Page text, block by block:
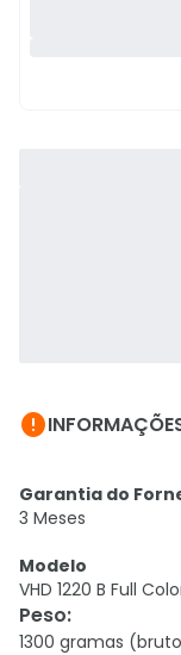

Garantia do
3 Meses
Modelo
VHD 1220 B Full
Peso:
1300 gramas